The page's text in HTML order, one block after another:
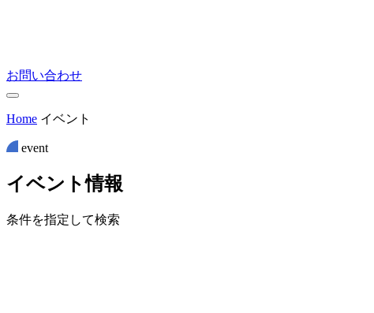
お問い合わせ
Home イベント
event
イベン ト情報
条件を指定して検索